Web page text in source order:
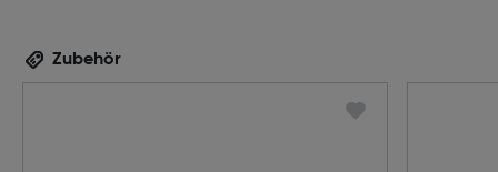
Zubehör